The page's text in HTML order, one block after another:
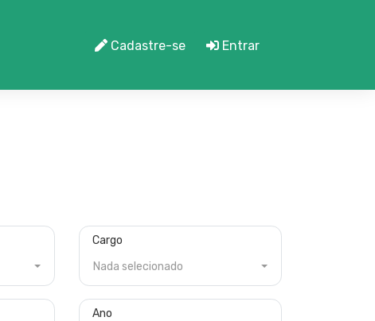
Cadastre-se Entrar
Cargo
Nada selecionado
Ano